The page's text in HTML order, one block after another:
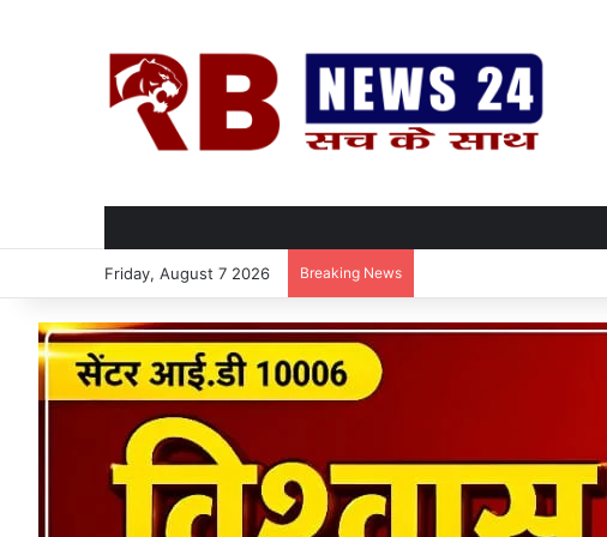
Friday, August 7 2026 Breaking News